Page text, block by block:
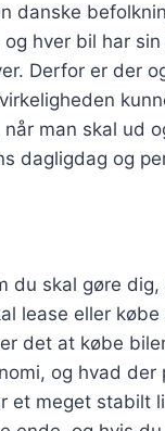
danske
hver bil har
Derfor er der
man skal ud
dagligdag og
du skal gøre
lease eller
det at købe
og hvad
et meget stabilt